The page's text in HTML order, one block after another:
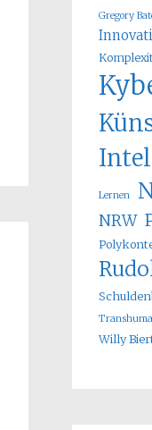
Gregory
Lernen
NRW
Willy